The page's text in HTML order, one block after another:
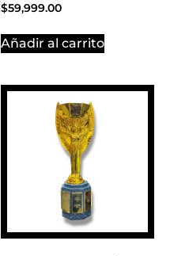
$59,999.00
Añadir al carrito